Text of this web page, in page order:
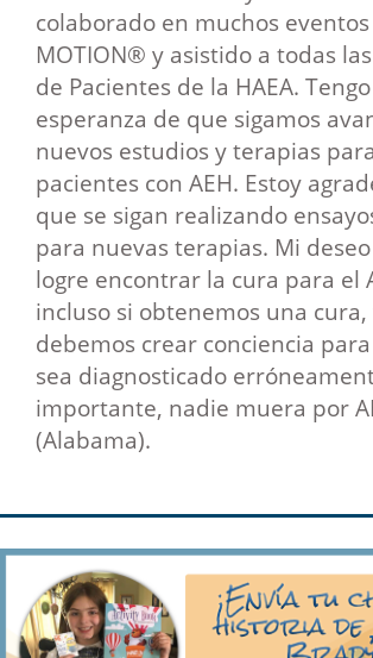
colaborado en muchos eventos
MOTION® y asistido a todas
de Pacientes de la HAEA.
esperanza de que sigamos
nuevos estudios y terapias
pacientes con AEH. Estoy
que se sigan realizando
para nuevas terapias. Mi
logre encontrar la cura para el
incluso si obtenemos una
debemos crear conciencia
sea diagnosticado
importante, nadie muera por
(Alabama).